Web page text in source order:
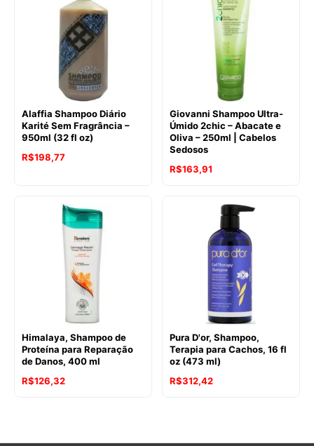
Alaffia Shampoo Diário
Karité Sem Fragrância –
950ml (32 fl oz)
R$198,77
Giovanni Shampoo Ultra-
Úmido 2chic – Abacate e
Oliva – 250ml | Cabelos
Sedosos
R$163,91
Himalaya, Shampoo de
Proteína para Reparação
de Danos, 400 ml
R$126,32
Pura D'or, Shampoo,
Terapia para Cachos, 16 fl
oz (473 ml)
R$312,42